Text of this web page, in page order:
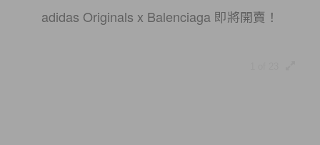
adidas Originals x Balenciaga 即將開賣！